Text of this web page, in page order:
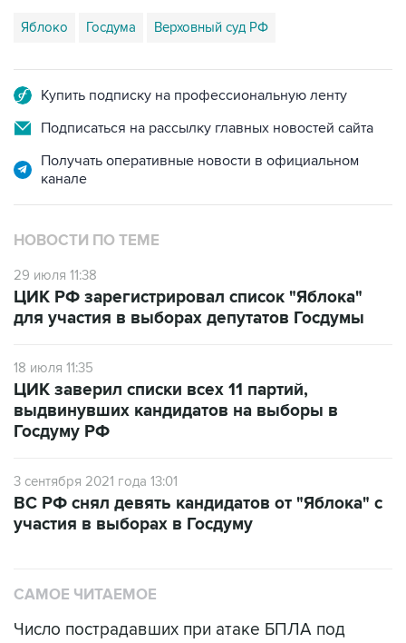
Подписаться на рассылку главных новостей сайта
Получать оперативные новости в официальном
НОВОСТИ ПО ТЕМЕ
29 июля 11:38
для участия в выборах депутатов Госдумы
18 июля 11:35
выдвинувших кандидатов на выборы в
Госдуму РФ
3 сентября 2021 года 13:01
участия в выборах в Госдуму
Число пострадавших при атаке БПЛА под